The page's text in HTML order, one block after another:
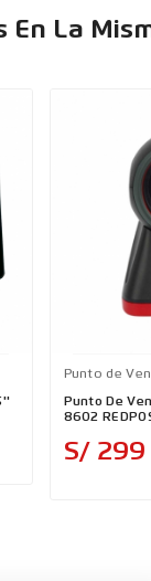
En La
Punto de
Punto De
8602
S/ 299